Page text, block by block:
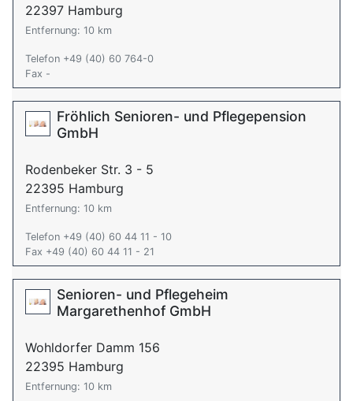
22397 Hamburg
Entfernung: 10 km
Telefon +49 (40) 60 764-0
Fax -
Fröhlich Senioren- und Pflegepension
GmbH
Rodenbeker Str. 3 - 5
22395 Hamburg
Entfernung: 10 km
Telefon +49 (40) 60 44 11 - 10
Fax +49 (40) 60 44 11 - 21
Senioren- und Pflegeheim
Margarethenhof GmbH
Wohldorfer Damm 156
22395 Hamburg
Entfernung: 10 km